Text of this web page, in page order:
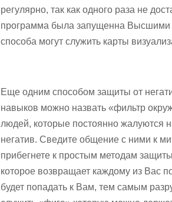
регулярно, так как одного раза не
программа была запущенна Высшими
способа могут служить карты
Еще одним способом защиты от
навыков можно назвать «фильтр
людей, которые постоянно жалуются
негатив. Сведите общение с ними к
прибегнете к простым методам
которое возвращает каждому из Вас
будет попадать к Вам, тем самым